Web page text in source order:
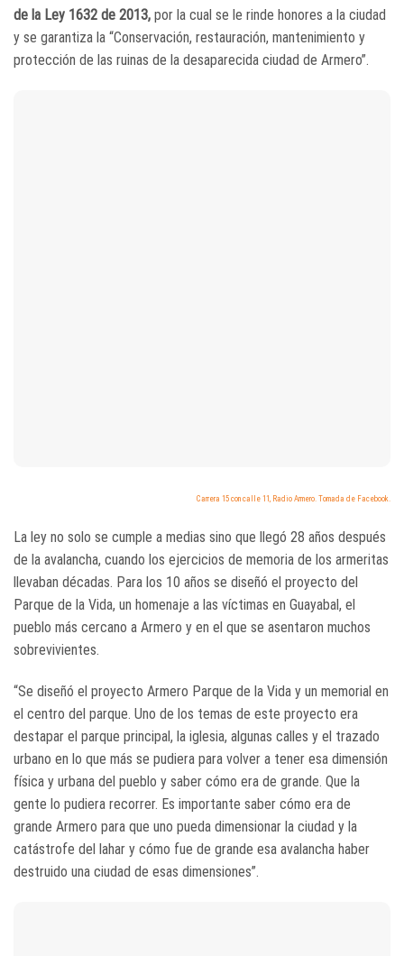
de la Ley 1632 de 2013, por la cual se le rinde honores a la ciudad
y se garantiza la “Conservación, restauración, mantenimiento y
protección de las ruinas de la desaparecida ciudad de Armero”.
Carrera 15 con calle 11, Radio Armero. Tomada de Facebook.
La ley no solo se cumple a medias sino que llegó 28 años después
de la avalancha, cuando los ejercicios de memoria de los armeritas
llevaban décadas. Para los 10 años se diseñó el proyecto del
Parque de la Vida, un homenaje a las víctimas en Guayabal, el
pueblo más cercano a Armero y en el que se asentaron muchos
sobrevivientes.
“Se diseñó el proyecto Armero Parque de la Vida y un memorial en
el centro del parque. Uno de los temas de este proyecto era
destapar el parque principal, la iglesia, algunas calles y el trazado
urbano en lo que más se pudiera para volver a tener esa dimensión
física y urbana del pueblo y saber cómo era de grande. Que la
gente lo pudiera recorrer. Es importante saber cómo era de
grande Armero para que uno pueda dimensionar la ciudad y la
catástrofe del lahar y cómo fue de grande esa avalancha haber
destruido una ciudad de esas dimensiones”.